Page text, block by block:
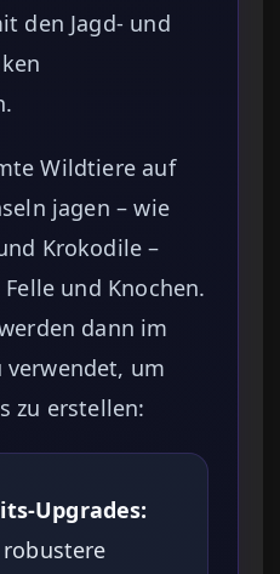
den Jagd- und
Wildtiere auf
jagen – wie
Krokodile –
und Knochen.
dann im
um
zu erstellen:
Upgrades:
robustere